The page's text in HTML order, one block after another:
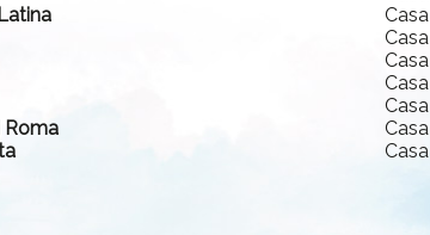
Roma